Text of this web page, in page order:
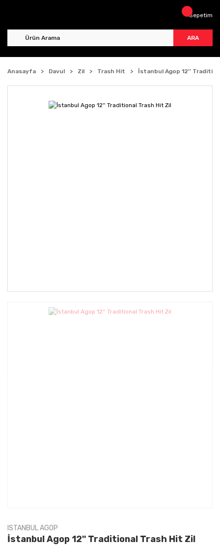
ARA
Sepetim
Anasayfa Davul Zil Trash Hit İstanbul Agop 12''
ISTANBUL AGOP
İstanbul Agop 12'' Traditional Trash Hit Zil